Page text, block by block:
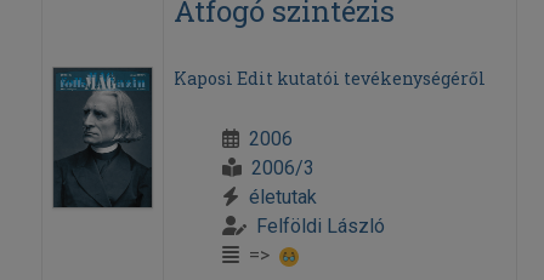
Átfogó szintézis
Kaposi Edit kutatói tevékenységéről
2006
2006/3
életutak
Felföldi László
=>